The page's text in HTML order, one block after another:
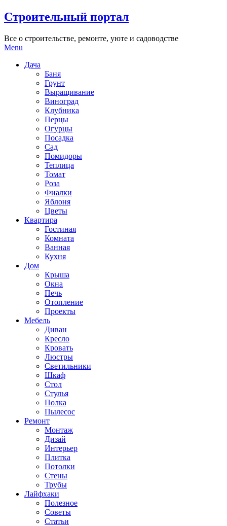
Skip
to
Строительный портал
Все о строительстве, ремонте, уюте и садоводстве
Menu
Дача
Баня
Грунт
Выращивание
Виноград
Клубника
Перцы
Огурцы
Посадка
Сад
Помидоры
Теплица
Томат
Роза
Фиалки
Яблоня
Цветы
Квартира
Гостиная
Комната
Ванная
Кухня
Дом
Крыша
Окна
Печь
Отопление
Проекты
Мебель
Диван
Кресло
Кровать
Люстры
Светильники
Шкаф
Стол
Стулья
Полка
Пылесос
Ремонт
Монтаж
Дизай
Интерьер
Плитка
Потолки
Стены
Трубы
Лайфхаки
Полезное
Советы
Статьи